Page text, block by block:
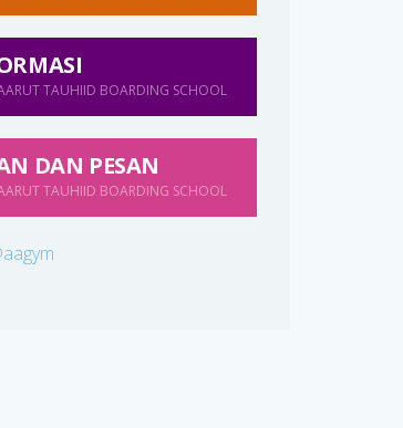
TAUHIID BOARDING SCHOOL
DAN PESAN
TAUHIID BOARDING SCHOOL